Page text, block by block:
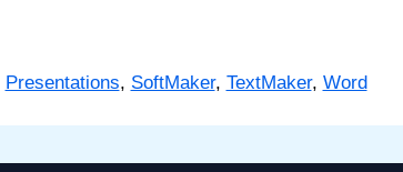
Presentations, SoftMaker, TextMaker, Word